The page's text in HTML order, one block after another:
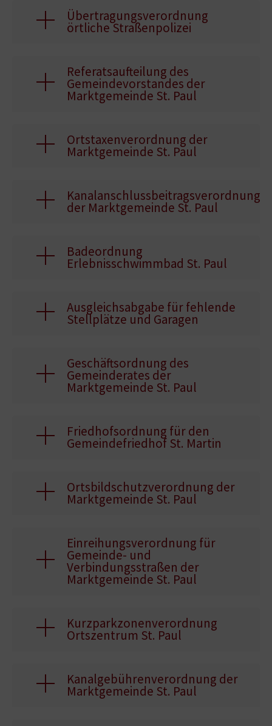
Übertragungsverordnung
örtliche Straßenpolizei
Referatsaufteilung des
Gemeindevorstandes der
Marktgemeinde St. Paul
Ortstaxenverordnung der
Marktgemeinde St. Paul
Kanalanschlussbeitragsverordnung
der Marktgemeinde St. Paul
Badeordnung
Erlebnisschwimmbad St. Paul
Ausgleichsabgabe für fehlende
Stellplätze und Garagen
Geschäftsordnung des
Gemeinderates der
Marktgemeinde St. Paul
Friedhofsordnung für den
Gemeindefriedhof St. Martin
Ortsbildschutzverordnung der
Marktgemeinde St. Paul
Einreihungsverordnung für
Gemeinde- und
Verbindungsstraßen der
Marktgemeinde St. Paul
Kurzparkzonenverordnung
Ortszentrum St. Paul
Kanalgebührenverordnung der
Marktgemeinde St. Paul